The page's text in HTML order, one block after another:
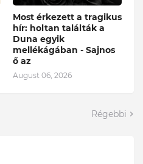
Most érkezett a tragikus
hír: holtan találták a
Duna egyik
mellékágában - Sajnos
ő az
August 06, 2026
Régebbi